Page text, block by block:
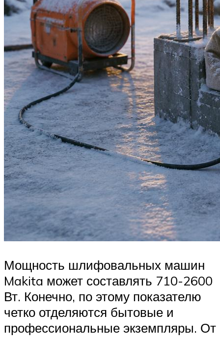
Мощность шлифовальных машин
Makita может составлять 710-2600
Вт. Конечно, по этому показателю
четко отделяются бытовые и
профессиональные экземпляры. От